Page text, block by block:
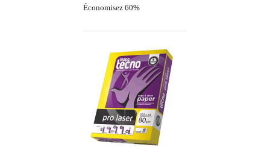
Économisez 60%